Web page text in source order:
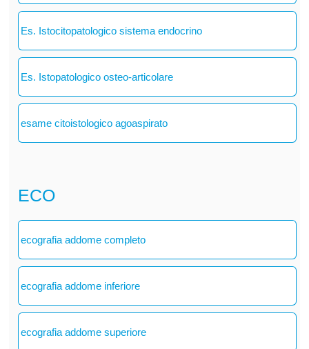
Es. Istocitopatologico sistema endocrino
Es. Istopatologico osteo-articolare
esame citoistologico agoaspirato
ECO
ecografia addome completo
ecografia addome inferiore
ecografia addome superiore